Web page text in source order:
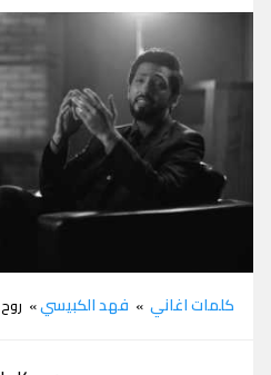
كلمات اغاني » فهد الكبيسي» روح